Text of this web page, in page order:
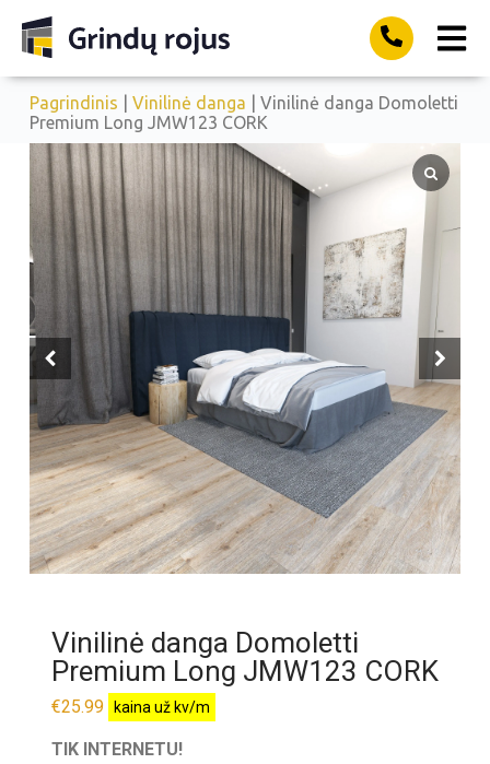
Pagrindinis Vinilinė danga | Vinilinė danga Domoletti
Premium Long JMW123 CORK
Vinilinė danga Domoletti
Premium Long JMW123 CORK
€25.99 kaina už kv/m
TIK INTERNETU!